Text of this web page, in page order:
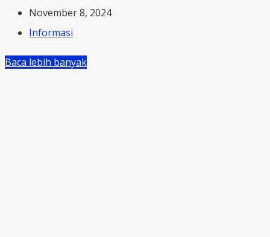
November 8, 2024
Informasi
Baca lebih banyak